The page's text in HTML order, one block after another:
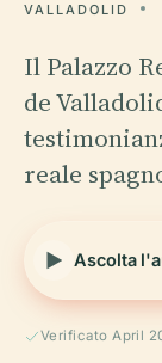
VALLADOLID
Il Palazzo
de
reale
Ascolta
Verificato April